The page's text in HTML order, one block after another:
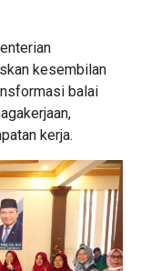
kesembilan
balai
kerja.